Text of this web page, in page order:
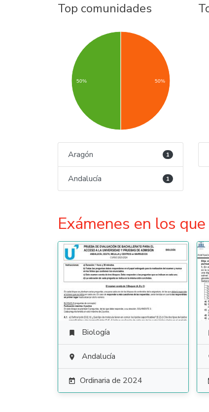
Top comunidades
50% 50%
Aragón 1
Andalucía 1
Exámenes en los
 Biología
 Andalucía
 Ordinaria de 2024